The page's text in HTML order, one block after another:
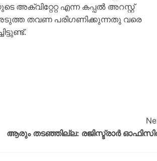
അക്വിറ്റേറ്റ എന്ന കപ്പല്‍ അറസ്റ്റ്
അടുത്ത തവണ പരിഗണിക്കുന്നതു വരെ
ആരും തടഞ്ഞില്ല: രജിസ്ട്രാര്‍